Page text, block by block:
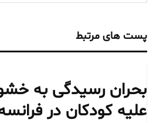
پست های مرتبط
بحران رسیدگی به
علیه کودکان در